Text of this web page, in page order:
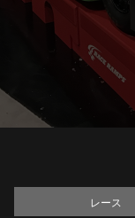
レース